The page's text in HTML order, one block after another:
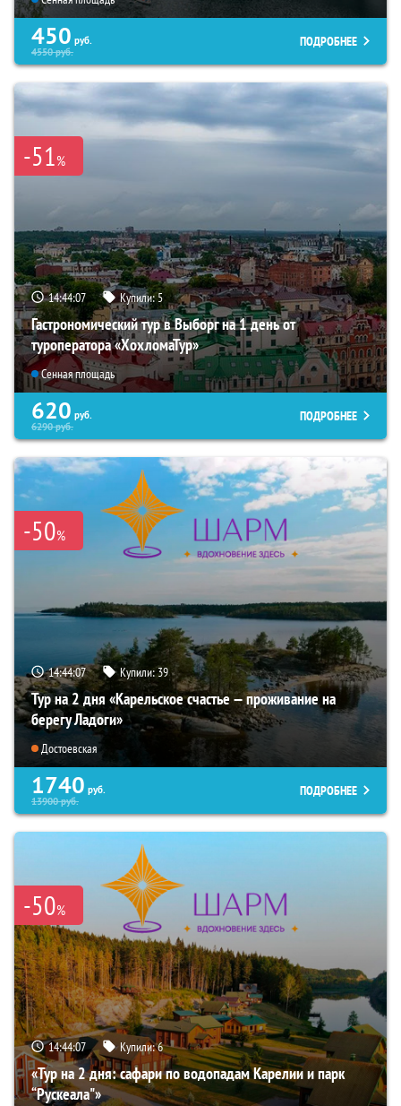
450 руб.
4550руб.
ПОДРОБНЕЕ
-51%
14:44:06 Купили:5
Гастрономический тур в Выборг на 1 день от
туроператора «ХохломаТур»
Сенная площадь
620 руб.
6290руб.
ПОДРОБНЕЕ
-50%
14:44:06 Купили:39
Тур на 2 дня «Карельское счастье — проживание на
берегу Ладоги»
Достоевская
1740 руб.
13900руб.
ПОДРОБНЕЕ
-50%
14:44:06 Купили:6
«Тур на 2 дня: сафари по водопадам Карелии и парк
“Рускеала"»